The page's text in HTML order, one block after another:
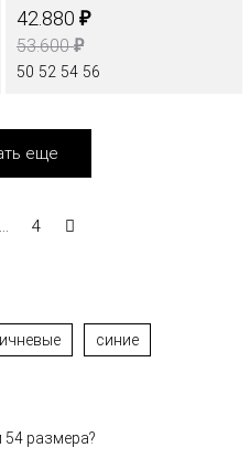
42.880 ₽
53.600₽
50 52 54 56
еще
... 4
синие
размера?